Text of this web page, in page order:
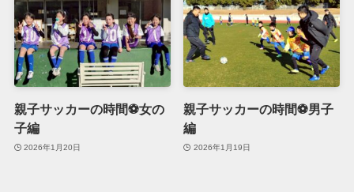
親子サッカーの時間⚽女の
子編
2026年1月20日
親子サッカーの時間⚽男子
編
2026年1月19日